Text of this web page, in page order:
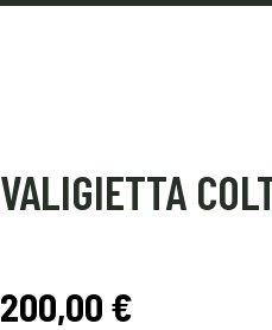
VALIGIETTA
200,00 €